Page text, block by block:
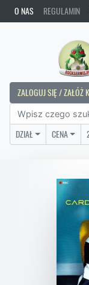
O NAS REGULAMIN
ZALOGUJ SIĘ / ZAŁÓŻ
DZIAŁ CENA